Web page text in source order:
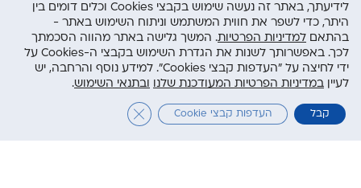
לידיעתך, באתר זה נעשה שימוש בקבצי Cookies וכלים דומים בין
היתר, כדי לשפר את חווית המשתמש וניתוח השימוש באתר -
בהתאם למדיניות הפרטיות. המשך גלישה באתר מהווה הסכמתך
לכך. באפשרותך לשנות את הגדרת השימוש בקבצי ה-Cookies על
ידי לחיצה על "העדפות קבצי Cookies". למידע נוסף והרחבה, יש
לעיין במדיניות הפרטיות המעודכנת שלנו ובתנאי השימוש.
קבל העדפות קבצי Cookie Close GDPR Cookie Banner